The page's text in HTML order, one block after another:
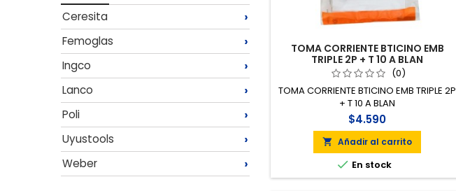
Ceresita ›
Femoglas ›
Ingco ›
Lanco ›
Poli ›
Uyustools ›
Weber ›
TOMA CORRIENTE BTICINO EMB
TRIPLE 2P + T 10 A BLAN
(0)
TOMA CORRIENTE BTICINO EMB TRIPLE 2P
+ T 10 A BLAN
$4.590
 Añadir al carrito
 En stock